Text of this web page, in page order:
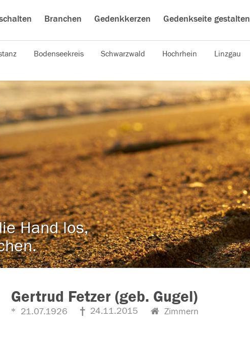
Branchen Gedenkkerzen Gedenkseite gestalten
Bodenseekreis Schwarzwald Hochrhein Linzgau
Hand los,
Gertrud Fetzer (geb. Gugel)
21.07.1926 24.11.2015 Zimmern